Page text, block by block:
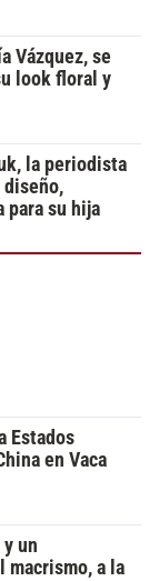
Vázquez, se
look floral y
la periodista
diseño,
para su hija
Estados
en Vaca
un
macrismo, a la